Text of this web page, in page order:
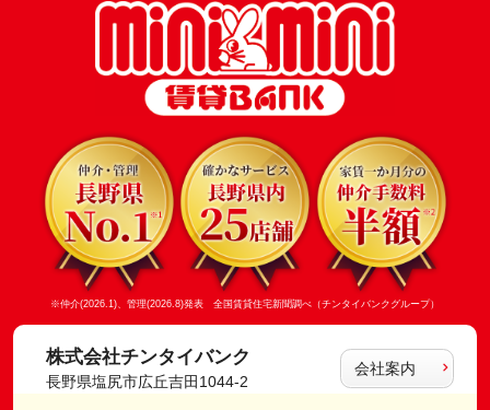
※仲介(2026.1)、管理(2026.8)発表 全国賃貸住宅新聞調べ（チンタイバンクグループ）
株式会社チンタイバンク
長野県塩尻市広丘吉田1044-2
会社案内